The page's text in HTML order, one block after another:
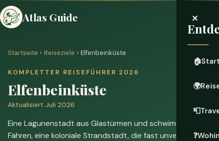
Atlas Guide ×
🏠
🌍
📮
❓
Startseite › Reiseziele › Elfenbeinküste
KOMPLETTER REISEFÜHRER 2026
Elfenbeinküste
Aktualisiert Juli 2026
Eine Lagunenstadt aus Glastürmen und schwimmenden
Fähren, eine koloniale Strandstadt, die fast unversehrt